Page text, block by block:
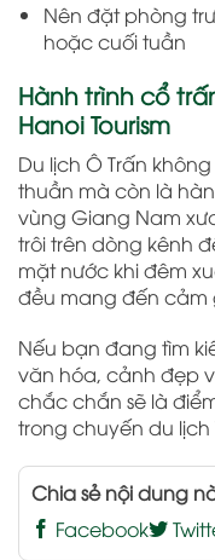
Nên đặt phòng
hoặc cuối tuần
Hành trình cổ
Hanoi Tourism
Du lịch Ô Trấn
thuần mà còn là
vùng Giang Nam
trôi trên dòng kênh
mặt nước khi đêm
đều mang đến cảm
Nếu bạn đang tìm
văn hóa, cảnh đẹp
chắc chắn sẽ là
trong chuyến du lịch
Chia sẻ nội dung
Facebook